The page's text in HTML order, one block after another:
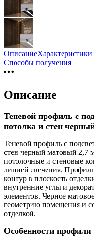
ОписаниеХарактеристики
Способы получения
Описание
Теневой профиль с
потолка и стен
Теневой профиль с
стен черный матовый 2,7
потолочные и стеновые
линией свечения. Профиль
контур в плоскость
внутренние углы и
элементов. Черное
геометрию помещения и
отделкой.
Особенности